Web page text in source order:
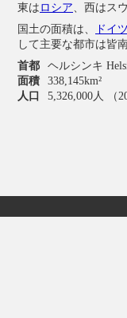
東は ロシア 、西はス
国土の面積は、
ドイツ
して主要な都市は皆
首都
ヘルシンキ
面積
338,145km²
人口
5,326,000人 （